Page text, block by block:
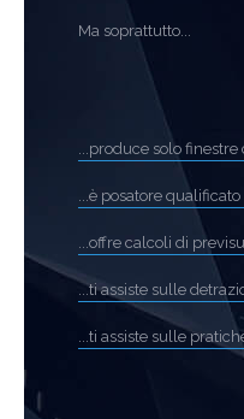
Ma soprattutto...
...produce solo
...è posatore
...offre calcoli di
...ti assiste sulle
...ti assiste sulle